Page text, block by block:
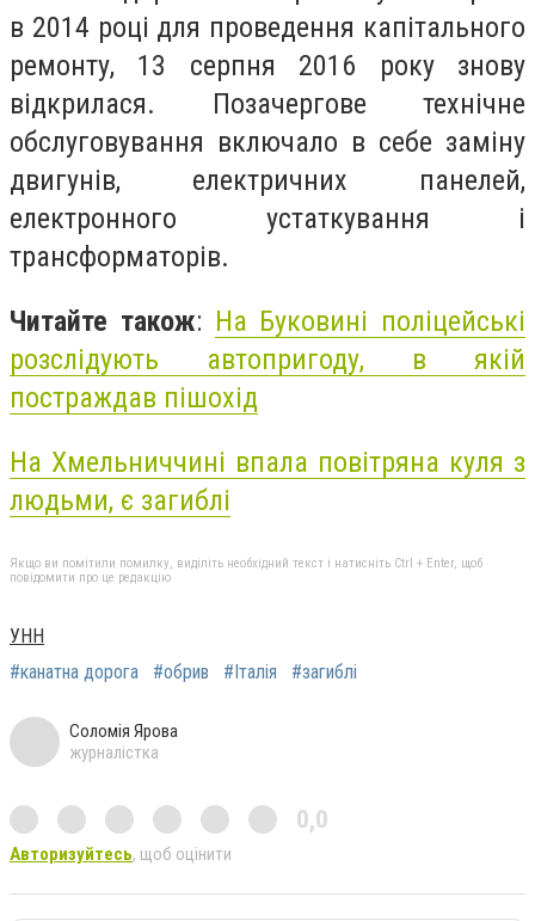
в 2014 році для проведення капітального
ремонту, 13 серпня 2016 року знову
відкрилася. Позачергове технічне
обслуговування включало в себе заміну
двигунів, електричних панелей,
електронного устаткування і
трансформаторів.
Читайте також: На Буковині поліцейські
розслідують автопригоду, в якій
постраждав пішохід
На Хмельниччині впала повітряна куля з
людьми, є загиблі
Якщо ви помітили помилку, виділіть необхідний текст і натисніть Ctrl + Enter, щоб
повідомити про це редакцію
УНН
#канатна дорога
#обрив #Італія #загиблі
Соломія Ярова
журналістка
0,0
Авторизуйтесь, щоб оцінити